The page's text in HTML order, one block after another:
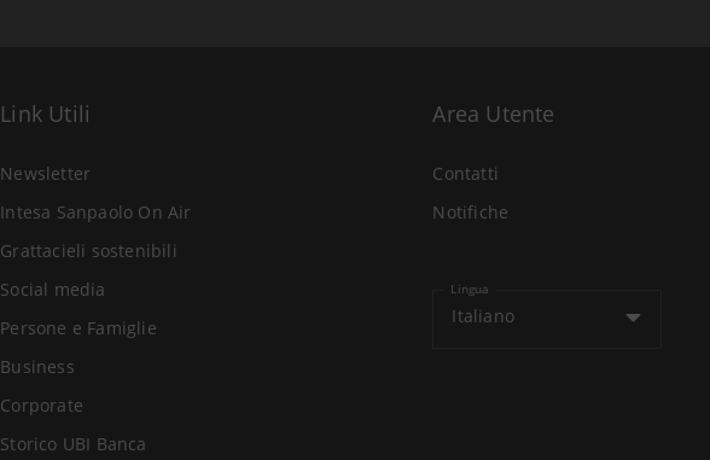
Link Utili
Newsletter
Intesa Sanpaolo On Air
Grattacieli sostenibili
Social media
Persone e Famiglie
Business
Corporate
Storico UBI Banca
Area Utente
Contatti
Notifiche
Lingua
Italiano